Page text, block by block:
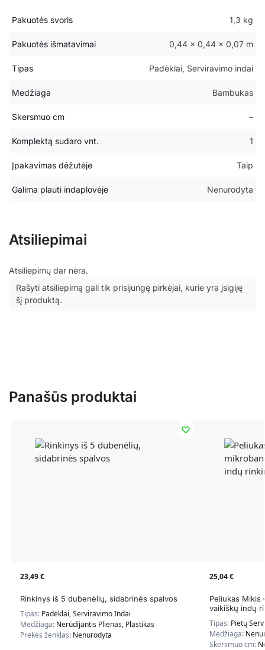
Pakuotės svoris 1,3 kg
Pakuotės išmatavimai 0,44 × 0,44 × 0,07 m
Tipas Padėklai, Serviravimo indai
Medžiaga Bambukas
Skersmuo cm –
Komplektą sudaro vnt. 1
Įpakavimas dėžutėje Taip
Galima plauti indaplovėje Nenurodyta
Atsiliepimai
Atsiliepimų dar nėra.
Rašyti atsiliepimą gali tik prisijungę pirkėjai, kurie yra įsigiję
šį produktą.
Panašūs produktai
23,49€
Rinkinys iš 5 dubenėlių, sidabrinės spalvos
Tipas: Padėklai, Serviravimo Indai
Medžiaga: Nerūdijantis Plienas, Plastikas
Prekės ženklas: Nenurodyta
25,04€
Peliukas Mikis
vaikiškų indų
Tipas: Pietų
Medžiaga:
Skersmuo cm: